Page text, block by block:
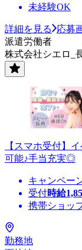
未経験OK
詳細を見る
応募
派遣労働者
株式会社シエロ_
【スマホ受付】
可能♪手当充実◎
キャンペー
受付時給
携帯ショッ
勤務地